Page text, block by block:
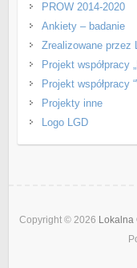
PROW 2014-2020
Ankiety – badanie
Zrealizowane przez
Projekt współpracy
Projekt współpracy
Projekty inne
Logo LGD
Copyright © 2026 Lokalna